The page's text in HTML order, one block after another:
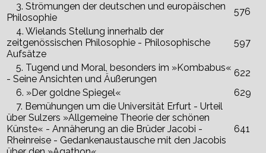
3. Strömungen der deutschen und europäischen
Philosophie
576
4. Wielands Stellung innerhalb der
zeitgenössischen Philosophie - Philosophische
Aufsätze
597
5. Tugend und Moral, besonders im »Kombabus«
- Seine Ansichten und Äußerungen
622
6. »Der goldne Spiegel«
629
7. Bemühungen um die Universität Erfurt - Urteil
über Sulzers »Allgemeine Theorie der schönen
Künste« - Annäherung an die Brüder Jacobi -
Rheinreise - Gedankenaustausche mit den Jacobis
641